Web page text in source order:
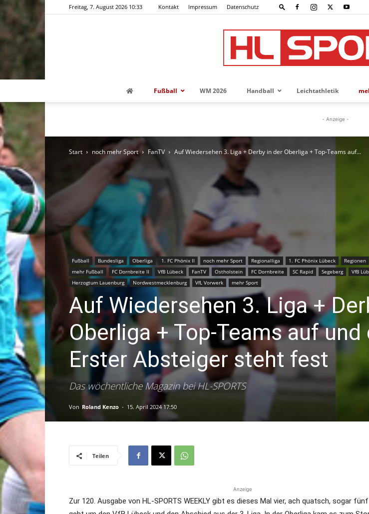
Freitag, 7. August 2026 10:33 Kontakt Impressum Datenschutz
für
Fußball WM 2026 Handball Leichtathletik
- Anzeige -
Start noch mehr Sport FanTV Auf Wiedersehen 3. Liga + Derby in der Oberliga + Top-Teams auf...
Fußball Bundesliga Oberliga 1. FC Phönix II noch mehr Sport Regionalliga 1. FC Phönix Lübeck Regionen
mehr Fußball
FC Dornbreite II VfB Lübeck FanTV Ostholstein FC Dornbreite SC Rapid Segeberg VfB
Herzogtum Lauenburg
Nordwestmecklenburg VfL Vorwerk mehr Sport
Auf Wiedersehen 3. Liga +
Oberliga + Top-Teams auf und
Erster Absteiger steht fest
Das wöchentliche Magazin bei HL-SPORTS
Von Roland Kenzo - 15. April 2024 17:50
Teilen
Anzeige
Zur 120. Ausgabe von HL-SPORTS WEEKLY gibt es dieses Mal vier, ach quatsch, sogar